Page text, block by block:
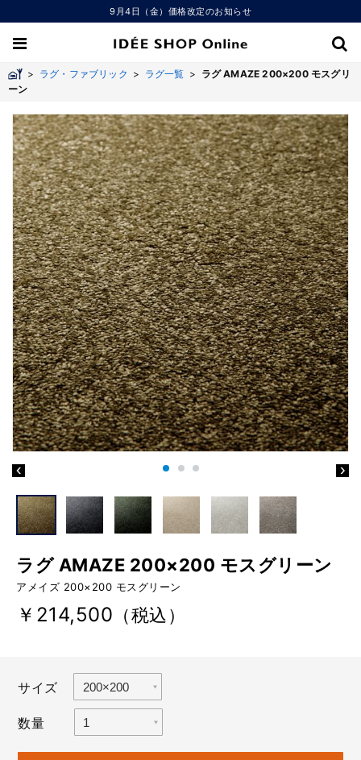
9月4日（金）価格改定のお知らせ
> ラグ・ファブリック > ラグ一覧 > ラグ AMAZE 200×200 モスグリ
ーン
ラグ AMAZE 200×200 モスグリーン
アメイズ 200×200 モスグリーン
￥214,500 （税込）
サイズ
数量